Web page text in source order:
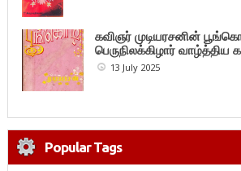
கவிஞர் முடியரசனின்
பெருநிலக்கிழார் வாழ்த்திய
13 July 2025
Popular Tags